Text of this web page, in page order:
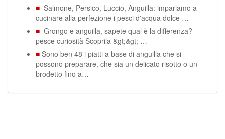
■ Salmone, Persico, Luccio, Anguilla: impariamo a
cucinare alla perfezione i pesci d'acqua dolce …
■ Grongo e anguilla, sapete qual è la differenza?
pesce curiosità Scoprila &gt;&gt; …
■ Sono ben 48 i piatti a base di anguilla che si
possono preparare, che sia un delicato risotto o un
brodetto fino a…